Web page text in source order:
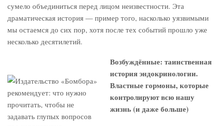
сумело объединиться перед лицом неизвестности. Эта
драматическая история — пример того, насколько уязвимыми
мы остаемся до сих пор, хотя после тех событий прошло уже
несколько десятилетий.
Возбуждённые: таинственная
история эндокринологии.
Властные гормоны, которые
контролируют всю нашу
жизнь (и даже больше)